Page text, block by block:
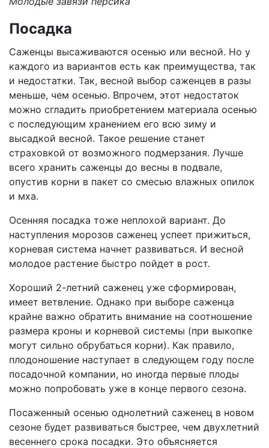
Посадка
Саженцы высаживаются осенью или весной. Но у
каждого из вариантов есть как преимущества, так
и недостатки. Так, весной выбор саженцев в разы
меньше, чем осенью. Впрочем, этот недостаток
можно сгладить приобретением материала осенью
с последующим хранением его всю зиму и
высадкой весной. Такое решение станет
страховкой от возможного подмерзания. Лучше
всего хранить саженцы до весны в подвале,
опустив корни в пакет со смесью влажных опилок
и мха.
Осенняя посадка тоже неплохой вариант. До
наступления морозов саженец успеет прижиться,
корневая система начнет развиваться. И весной
молодое растение быстро пойдет в рост.
Хороший 2-летний саженец уже сформирован,
имеет ветвление. Однако при выборе саженца
крайне важно обратить внимание на соотношение
размера кроны и корневой системы (при выкопке
могут сильно обрубаться корни). Как правило,
плодоношение наступает в следующем году после
посадочной компании, но иногда первые плоды
можно попробовать уже в конце первого сезона.
Посаженный осенью однолетний саженец в новом
сезоне будет развиваться быстрее, чем двухлетний
весеннего срока посадки. Это объясняется